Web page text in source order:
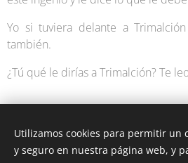
Yo si tuviera delante a
también.
¿Tú qué le dirías a Trimalción? Te
Utilizamos cookies para permitir un
y seguro en nuestra página web, y